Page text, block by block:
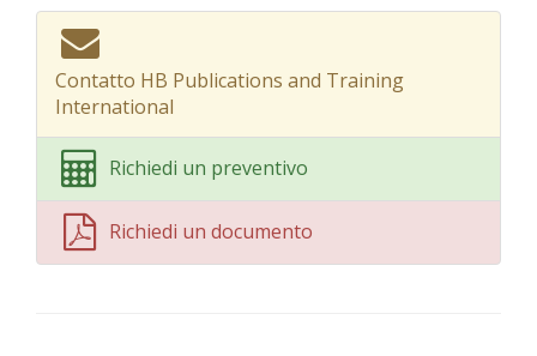
Contatto HB Publications and Training
International
Richiedi un preventivo
Richiedi un documento